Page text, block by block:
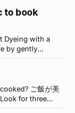
to book
slurry to
色が広がりすぎ
えてミント液に
ご飯が美